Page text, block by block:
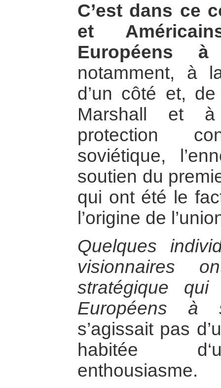
C’est dans ce
et
Européens à
notamment, à
d’un côté et,
Marshall et à
protection
soviétique,
soutien du
qui ont été le
l’origine de
Quelques
visionnaires
stratégique
Européens à
s’agissait pas
habitée
enthousiasme.